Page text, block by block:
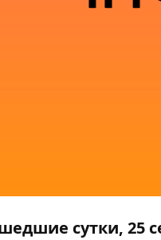
сутки, 25